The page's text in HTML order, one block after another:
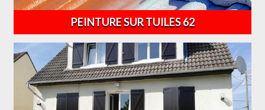
PEINTURE SUR TUILES 62